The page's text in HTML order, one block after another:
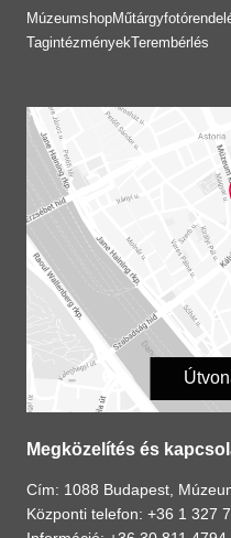
Múzeumshop
TagintézményekTerembérlés
Megközelítés és
Cím: 1088 Budapest,
Központi telefon: +36 1 327